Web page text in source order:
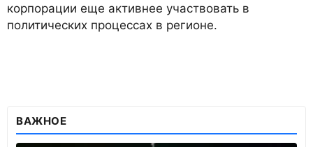
корпорации еще активнее участвовать в
политических процессах в регионе.
ВАЖНОЕ